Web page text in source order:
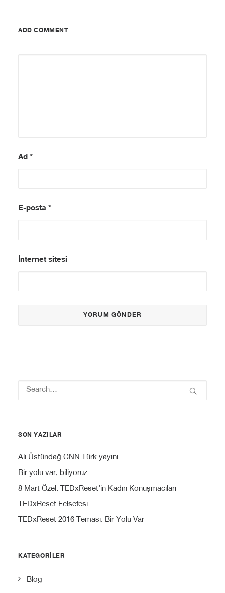
ADD COMMENT
Ad *
E-posta *
İnternet sitesi
SON YAZILAR
Ali Üstündağ CNN Türk yayını
Bir yolu var, biliyoruz…
8 Mart Özel: TEDxReset’in Kadın Konuşmacıları
TEDxReset Felsefesi
TEDxReset 2016 Teması: Bir Yolu Var
KATEGORILER
Blog